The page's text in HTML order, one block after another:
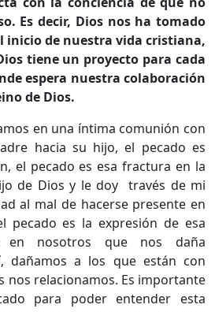
Es decir, Dios nos ha tomado
inicio de nuestra vida cristiana,
tiene un proyecto para cada
espera nuestra colaboración
de Dios.
en una íntima comunión con
hacia su hijo, el pecado es
el pecado es esa fractura en la
de Dios y le doy través de mi
al mal de hacerse presente en
pecado es la expresión de esa
en nosotros que nos daña
dañamos a los que están con
nos relacionamos. Es importante
para poder entender esta